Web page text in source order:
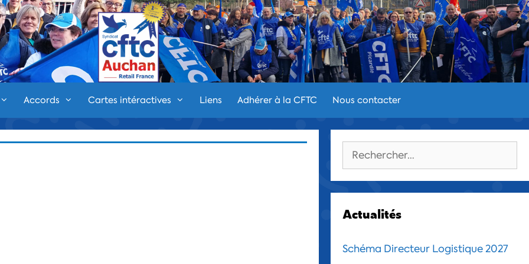
Accords Cartes intéractives Liens Adhérer à la CFTC Nous contacter
Rechercher :
Actualités
Schéma Directeur Logistique 2027